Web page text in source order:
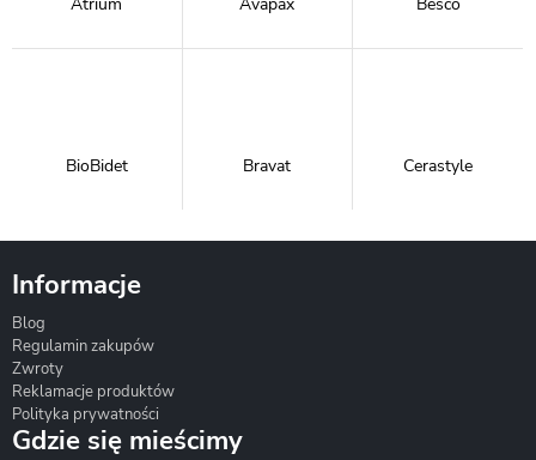
BioBidet Bravat Cerastyle
Informacje
Blog
Regulamin zakupów
Zwroty
Reklamacje produktów
Polityka prywatności
Gdzie się mieścimy